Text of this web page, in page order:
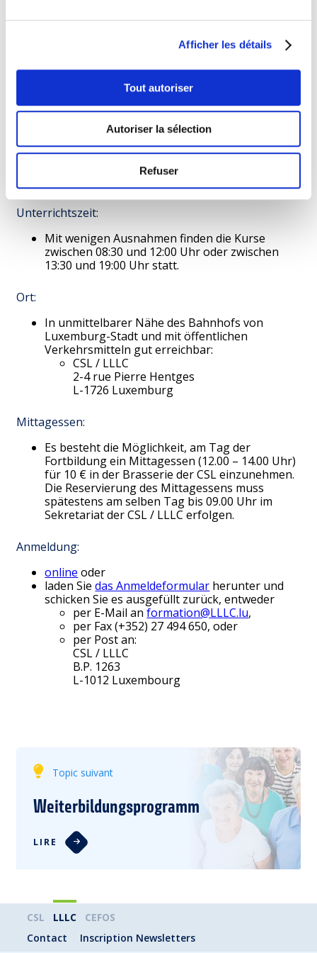
Afficher les détails
Tout autoriser
Autoriser la sélection
Refuser
Sprachen und Sitten.
Die meisten Kurse werden in luxemburgischer
und/oder französischer Sprache angeboten.
variiert zwischen 1 und 3 Stunden pro Sitzung.
Ein Kurs kann je nach Thema eine oder
Unterrichtszeit:
Mit wenigen Ausnahmen finden die Kurse
zwischen 08:30 und 12:00 Uhr oder zwischen
13:30 und 19:00 Uhr statt.
Ort:
In unmittelbarer Nähe des Bahnhofs von
Luxemburg-Stadt und mit öffentlichen
Verkehrsmitteln gut erreichbar:
CSL / LLLC
2-4 rue Pierre Hentges
L-1726 Luxemburg
Mittagessen:
Es besteht die Möglichkeit, am Tag der
Fortbildung ein Mittagessen (12.00 – 14.00 Uhr)
für 10 € in der Brasserie der CSL einzunehmen.
Die Reservierung des Mittagessens muss
spätestens am selben Tag bis 09.00 Uhr im
Sekretariat der CSL / LLLC erfolgen.
Anmeldung:
online oder
laden Siedas Anmeldeformular herunter und
schicken Sie es ausgefüllt zurück, entweder
per E-Mail anformation@LLLC.lu,
per Fax (+352) 27 494 650, oder
per Post an:
CSL / LLLC
B.P. 1263
L-1012 Luxembourg
Topic suivant
Weiterbildungsprogramm
LIRE
CSL LLLC
CEFOS
Contact
Inscription Newsletters